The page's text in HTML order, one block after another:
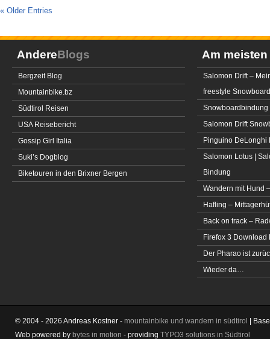
« Older Entries
AndereBlogs
Bergzeit Blog
Mountainbike.bz
Südtirol Reisen
USA Reisebericht
Gossip Girl Italia
Suki’s Dogblog
Biketouren in den Brixner Bergen
Am meisten
Salomon Drift –
freestyle Snowboard
Snowboardbindung
Salomon Drift
Pinguino DeLonghi
Salomon Lotus |
Bindung
Wandern mit Hund
Hafling –
Back on track –
Firefox 3 Download
Der Pharao ist
Wieder da…
© 2004 - 2026 Andreas Kostner - mountainbike und wandern in südtirol |
Web powered by bytes in motion - providing TYPO3 solutions in Südtirol